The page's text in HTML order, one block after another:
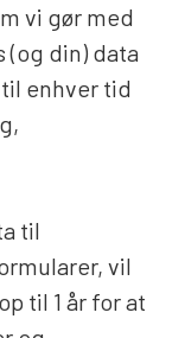
vi gør med
(og din) data
enhver tid
til
vil
til 1 år for at